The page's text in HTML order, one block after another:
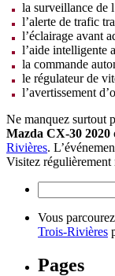
la surveillance de
l’alerte de trafic
l’éclairage avant
l’aide intelligente
la commande
le régulateur de
l’avertissement
Ne manquez surtout
Mazda CX-30 2020
Rivières.
Visitez régulièrement
Vous
Trois-Rivières
Pages